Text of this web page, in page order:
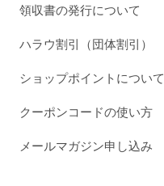
領収書の発行について
ハラウ割引（団体割引）
ショップポイントについて
クーポンコードの使い方
メールマガジン申し込み